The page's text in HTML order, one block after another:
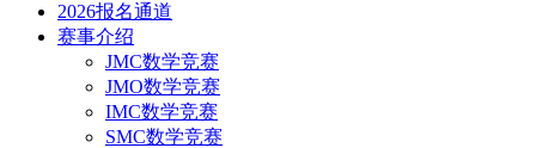
2026报名通道
赛事介绍
JMC数学竞赛
JMO数学竞赛
IMC数学竞赛
SMC数学竞赛